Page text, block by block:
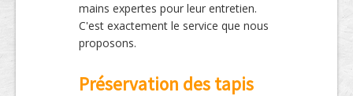
mains expertes pour leur entretien.
C'est exactement le service que nous
proposons.
Préservation des tapis